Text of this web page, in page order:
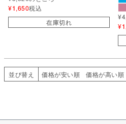
¥1,650税込
在庫切れ
¥
¥
並び替え 価格が安い順 価格が高い順